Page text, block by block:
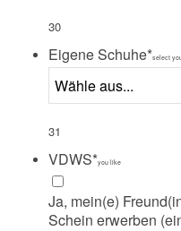
30
Eigene Schuhe*select
31
VDWS*you like
Ja, mein(e)
Schein erwerben